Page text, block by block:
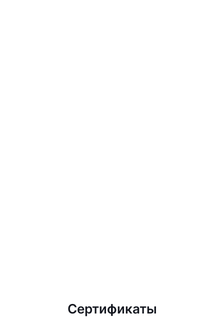
Сертификаты